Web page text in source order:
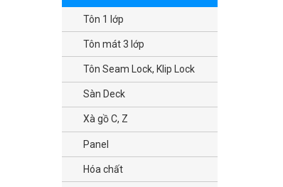
Tôn 1 lớp
Tôn mát 3 lớp
Tôn Seam Lock, Klip Lock
Sàn Deck
Xà gồ C, Z
Panel
Hóa chất